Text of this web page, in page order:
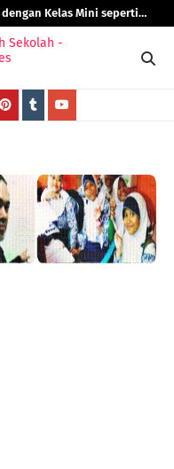
Kelas Mini seperti